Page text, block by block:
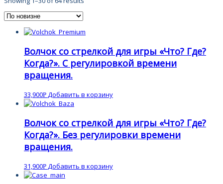
Волчок со стрелкой для игры «Что? Где?
Когда?». С регулировкой времени
вращения.
33,900Р Добавить в корзину
Волчок со стрелкой для игры «Что? Где?
Когда?». Без регулировки времени
вращения.
31,900Р Добавить в корзину